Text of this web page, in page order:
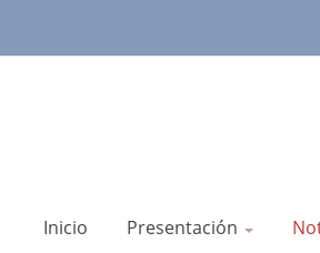
Inicio Presentación